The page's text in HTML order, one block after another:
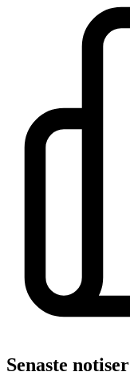
Senaste notiser